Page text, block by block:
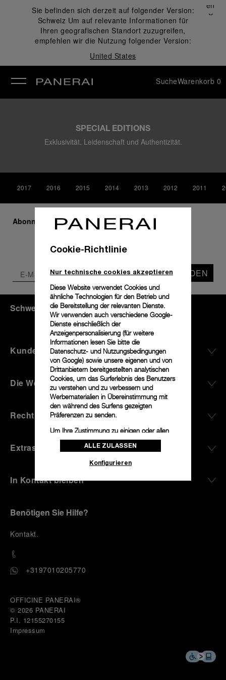
Sie befinden sich derzeit auf folgender Version:
Schweiz Um auf relevante Informationen für
Ihren geografischen Standort zuzugreifen,
empfehlen wir die Nutzung folgender Version:
United States
Schließen
✕
SucheWarenkorb 0
SPECIAL EDITIONS
Exklusivität, Leidenschaft und Authentizität.
2017 2016 2015 2014 2013 2012 2011
Abonnieren Sie unseren Newsletter
SENDEN
Schweiz CHF CHF)- DE
Kundenservice
Die Welt Von Panerai
Rechtliches
Extras
In Kontakt bleiben
Benötigen Sie Hilfe?
Kontakt.
+3197010205770
OFFICINE PANERAI®
© 2026 PANERAI
P.I. 12155270155
Impressum
Cookie-Richtlinie
Nur technische cookies akzeptieren
Diese Website verwendet Cookies und
ähnliche Technologien für den Betrieb und
die Bereitstellung der relevanten Dienste.
Wir verwenden auch verschiedene Google-
Dienste einschließlich der
Anzeigenpersonalisierung (für weitere
Informationen lesen Sie bitte die
Datenschutz- und Nutzungsbedingungen
von Google) sowie unsere eigenen und von
Drittanbietern bereitgestellten analytischen
Cookies, um das Surferlebnis des Benutzers
zu verstehen und zu verbessern und
Werbematerialien in Übereinstimmung mit
den während des Surfens gezeigten
Präferenzen zu senden.
Um Ihre Zustimmung zu einigen oder allen
Cookies zu ändern oder zu widerrufen,
klicken Sie auf „Konfigurieren“, oder lesen
Klicken Sie auf „Alle zulassen“, um Ihr
Klicken Sie auf „Nur technische cookies
ALLE ZULASSEN
Konfigurieren